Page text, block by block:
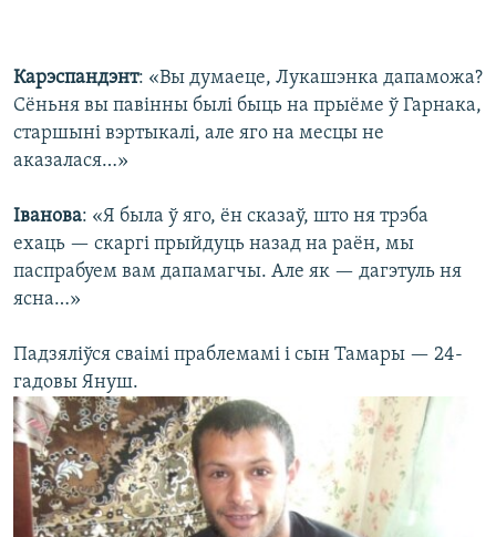
Карэспандэнт: «Вы думаеце, Лукашэнка дапаможа?
Сёньня вы павінны былі быць на прыёме ў Гарнака,
старшыні вэртыкалі, але яго на месцы не
аказалася…»
Іванова: «Я была ў яго, ён сказаў, што ня трэба
ехаць — скаргі прыйдуць назад на раён, мы
паспрабуем вам дапамагчы. Але як — дагэтуль ня
ясна…»
Падзяліўся сваімі праблемамі і сын Тамары — 24-
гадовы Януш.